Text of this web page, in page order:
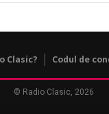
Clasic? Codul de
© Radio Clasic, 2026